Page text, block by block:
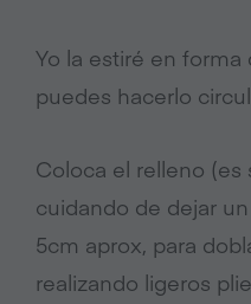
Yo la estiré en forma
puedes hacerlo
Coloca el relleno (es
cuidando de dejar
5cm aprox, para
realizando ligeros